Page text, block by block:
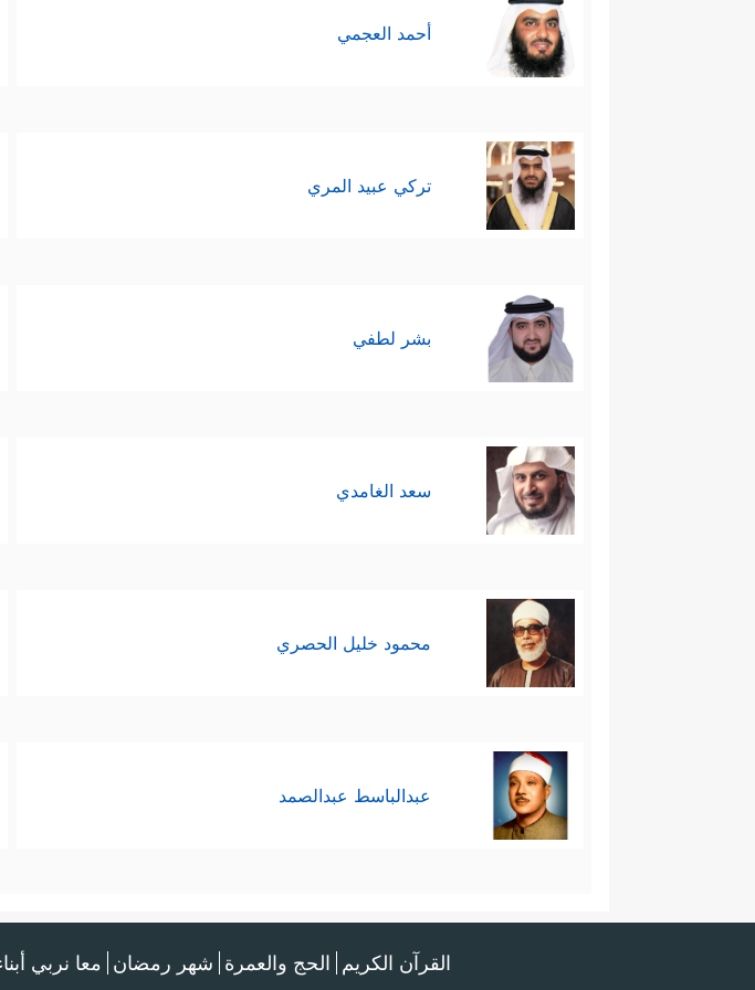
هو شأن الرافضة مع أئمَّتِهم، وهذا يقدَحُ أيضًا بختم النبوَّة
لعباده مستمرًّا وفيه أمرٌ ونهيٌ قد يصل إلى خرق السفينة،
وسلطانه، وقارون وماله، وقادَ شعبًا كبيرًا ومُعقَّدًا غاية
القرآن اسمه، بل ولم يذكره إلا في هذا الموضع كمعلِّمٍ
وأخيرًا فتلك المشاهد الحيَّة التي أقنعت موسى
عليه
المعرفي لناظرٍ قد يختلف عن منظور آخر، وهذا بطبيعته
أما الروايات التي تَحكِي بعض حيثِيَّات القصة ومقدِّماتها
كتفسير الطبري، وابن كثير، وأبواب التفسير أيضًا في
الموثوقة، ويكفينا هنا أخذ العبرة العمليَّة من السياق
أحمد العجمي
تركي عبيد المري
بشر لطفي
سعد الغامدي
محمود خليل الحصري
عبدالباسط عبدالصمد
القرآن الكريم الحج والعمرة شهر رمضان معا نربي